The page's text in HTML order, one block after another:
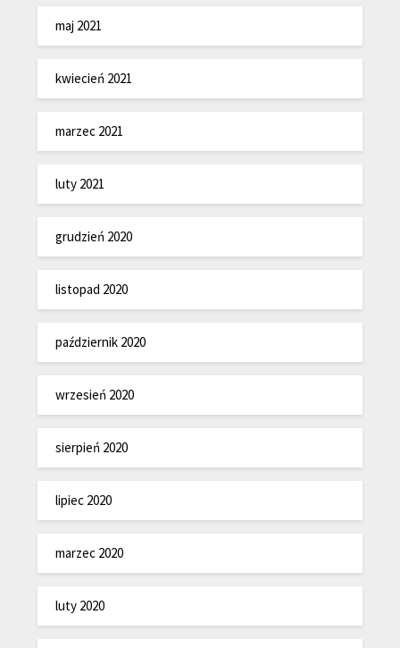
maj 2021
kwiecień 2021
marzec 2021
luty 2021
grudzień 2020
listopad 2020
październik 2020
wrzesień 2020
sierpień 2020
lipiec 2020
marzec 2020
luty 2020